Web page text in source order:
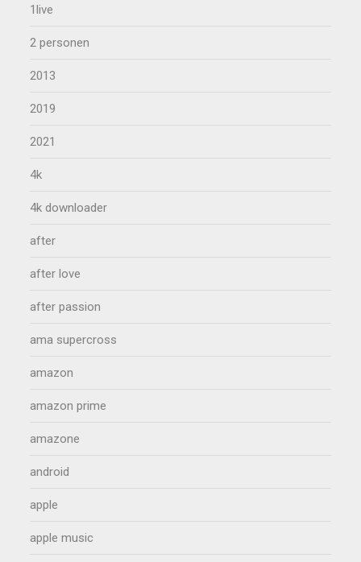
1live
2 personen
2013
2019
2021
4k
4k downloader
after
after love
after passion
ama supercross
amazon
amazon prime
amazone
android
apple
apple music